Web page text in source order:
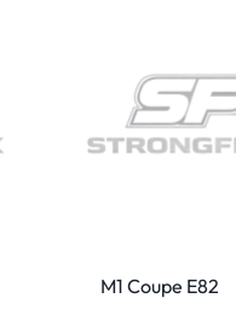
M1 Coupe E82